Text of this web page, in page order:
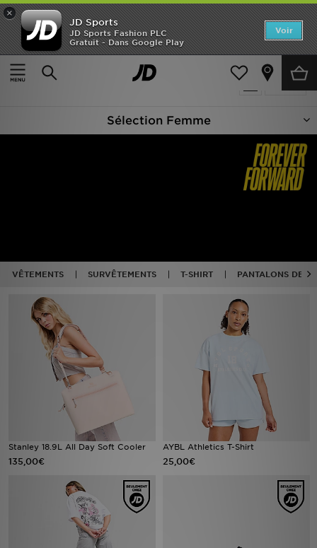
×
JD Sports
JD Sports Fashion PLC
Gratuit - Dans Google Play
Voir
Accueil
Femme
Produits 4157
Sélection Femme
VÊTEMENTS SURVÊTEMENTS T-SHIRT PANTALONS DE
Stanley 18.9L All Day Soft Cooler
135,00€
AYBL Athletics T-Shirt
25,00€
Accueil
Nouveautés
PROMOS
Mon JD
Suivre Ma Commande
Service client
Nos Magasins
Télécharge l'Appli